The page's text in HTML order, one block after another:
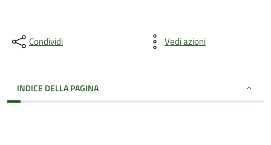
Condividi Vedi azioni
INDICE DELLA PAGINA